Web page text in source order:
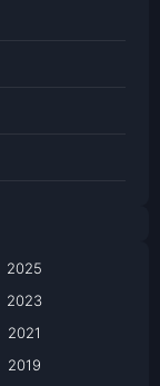
2025
2023
2021
2019